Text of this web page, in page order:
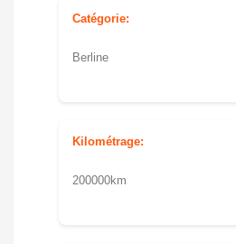
Catégorie:
Berline
Kilométrage:
200000km